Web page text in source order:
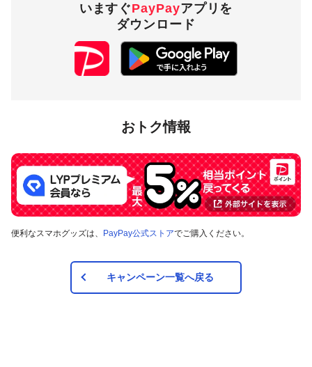
いますぐPayPayアプリを
ダウンロード
おトク情報
便利なスマホグッズは、 PayPay公式ストアでご購入ください。
キャンペーン一覧へ戻る